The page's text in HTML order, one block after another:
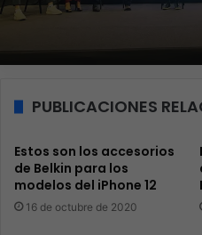
PUBLICACIONES
Estos son los accesorios
de Belkin para los
modelos del iPhone 12
16 de octubre de 2020